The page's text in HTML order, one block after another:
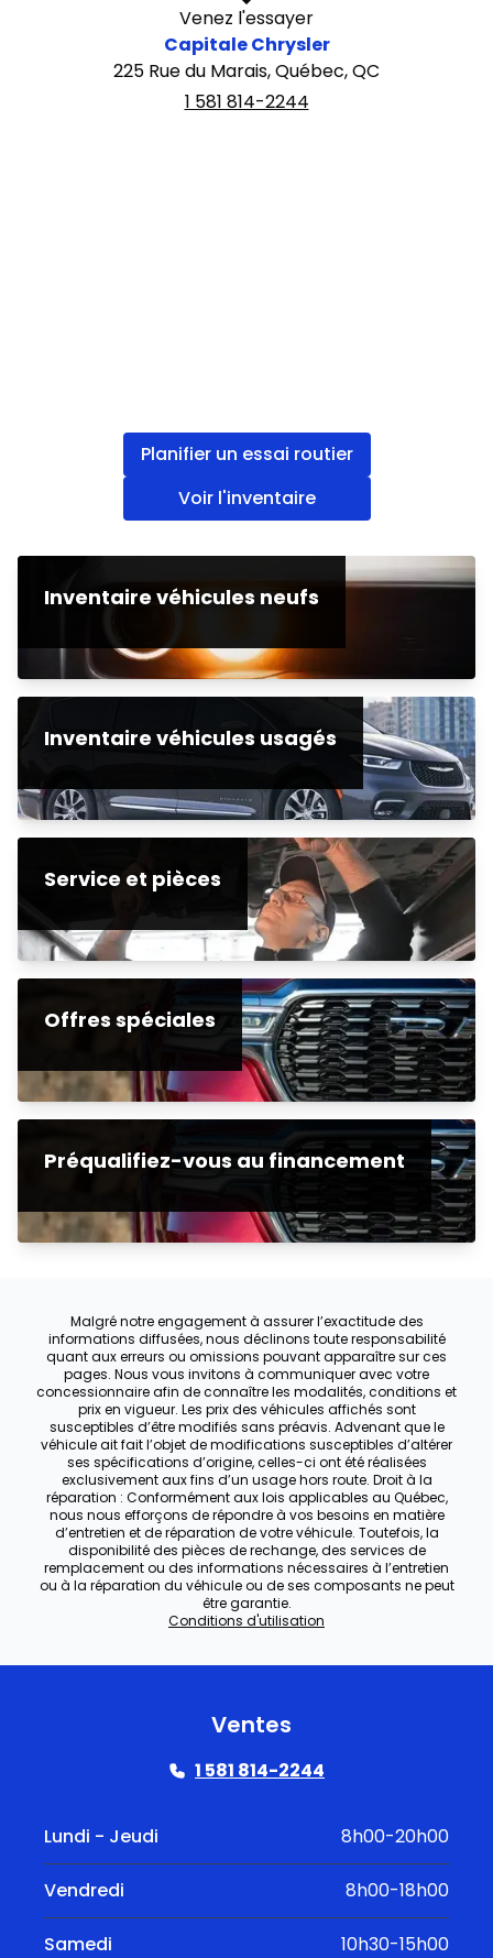
Venez l'essayer
Capitale Chrysler
225 Rue du Marais, Québec, QC
1 581 814-2244
Planifier un essai routier
Voir l'inventaire
Inventaire véhicules neufs
Inventaire véhicules usagés
Service et pièces
Offres spéciales
Préqualifiez-vous au financement
Malgré notre engagement à assurer l’exactitude des
informations diffusées, nous déclinons toute responsabilité
quant aux erreurs ou omissions pouvant apparaître sur ces
pages. Nous vous invitons à communiquer avec votre
concessionnaire afin de connaître les modalités, conditions et
prix en vigueur. Les prix des véhicules affichés sont
susceptibles d’être modifiés sans préavis. Advenant que le
véhicule ait fait l’objet de modifications susceptibles d’altérer
ses spécifications d’origine, celles-ci ont été réalisées
exclusivement aux fins d’un usage hors route. Droit à la
réparation : Conformément aux lois applicables au Québec,
nous nous efforçons de répondre à vos besoins en matière
d’entretien et de réparation de votre véhicule. Toutefois, la
disponibilité des pièces de rechange, des services de
remplacement ou des informations nécessaires à l’entretien
ou à la réparation du véhicule ou de ses composants ne peut
être garantie.
Conditions d'utilisation
Ventes
1 581 814-2244
Lundi - Jeudi 8h00-20h00
Vendredi 8h00-18h00
Samedi 10h30-15h00